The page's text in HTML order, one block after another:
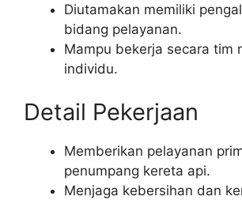
Diutamakan memiliki
bidang pelayanan.
Mampu bekerja secara tim
individu.
Detail Pekerjaan
Memberikan pelayanan
penumpang kereta api.
Menjaga kebersihan dan